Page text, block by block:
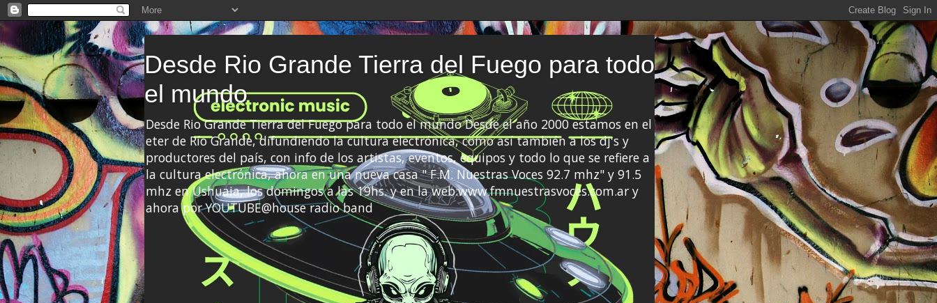
Desde Rio Grande Tierra del Fuego para todo
el mundo
Desde Rio Grande Tierra del Fuego para todo el mundo Desde el año 2000 estamos en el
eter de Río Grande, difundiendo la cultura electrónica, como así también a los dj's y
productores del país, con info de los artistas, eventos, equipos y todo lo que se refiere a
la cultura electrónica, ahora en una nueva casa " F.M. Nuestras Voces 92.7 mhz" y 91.5
mhz en Ushuaia, los domingos a las 19hs. y en la web:www.fmnuestrasvoces.com.ar y
ahora por YOUTUBE@house radio band